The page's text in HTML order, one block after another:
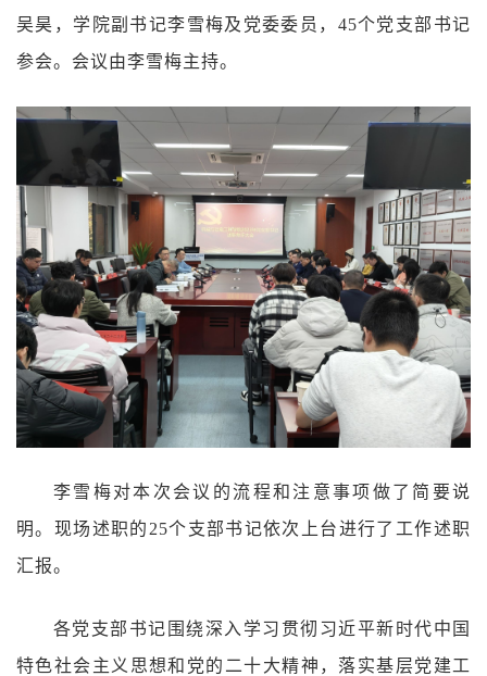
吴昊，学院副书记李雪梅及党委委员，45个党支部书记
参会。会议由李雪梅主持。
李雪梅对本次会议的流程和注意事项做了简要说
明。现场述职的 25个支部书记依次上台进行了工作述职
汇报。
各党支部书记围绕深入学习贯彻习近平新时代中国
特色社会主义思想和党的二十大精神，落实基层党建工